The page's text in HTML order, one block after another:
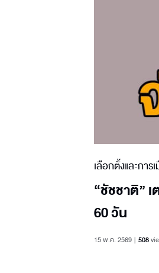
เลือกตั้งและการ
“ชัชชาติ”
60 วัน
15 พ.ค. 2569 508